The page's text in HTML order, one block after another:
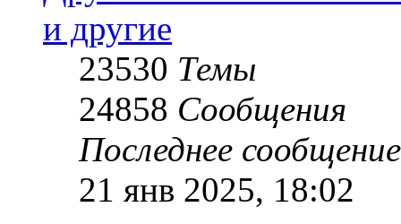
и другие
23530 Темы
24858 Сообщения
Последнее сообщение
21 янв 2025, 18:02